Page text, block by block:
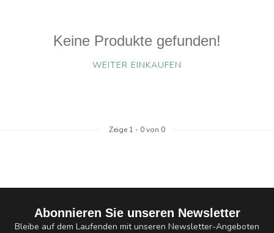
Keine Produkte gefunden!
WEITER EINKAUFEN
Zeige 1 - 0von 0
Abonnieren Sie unseren Newsletter
Bleibe auf dem Laufenden mit unseren Newsletter-Angeboten